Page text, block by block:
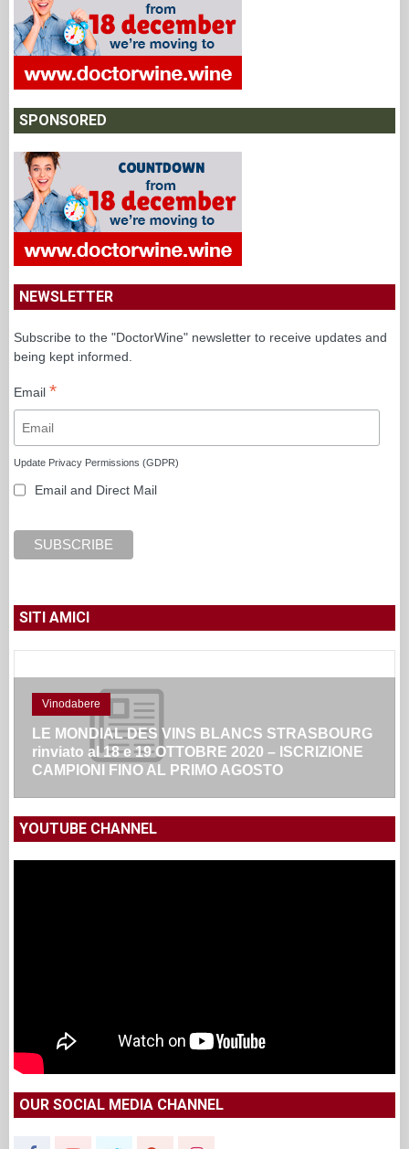
SPONSORED
NEWSLETTER
Subscribe to the "DoctorWine" newsletter to receive updates and
being kept informed.
Email *
Update Privacy Permissions (GDPR)
Email and Direct Mail
SITI AMICI
Vinodabere
LE MONDIAL DES VINS BLANCS STRASBOURG
rinviato al 18 e 19 OTTOBRE 2020 – ISCRIZIONE
CAMPIONI FINO AL PRIMO AGOSTO
YOUTUBE CHANNEL
OUR SOCIAL MEDIA CHANNEL